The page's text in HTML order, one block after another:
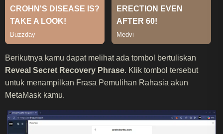
Berikutnya kamu dapat melihat ada tombol bertuliskan
Reveal Secret Recovery Phrase. Klik tombol tersebut
untuk menampilkan Frasa Pemulihan Rahasia akun
MetaMask kamu.